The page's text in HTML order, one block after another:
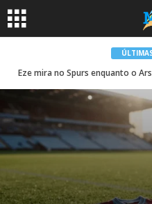
Eze mira no Spurs enquanto o